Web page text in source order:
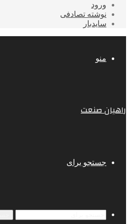
ورود
نوشته تصادفی
سایدبار
منو
راهیان صنعت
جستجو برای